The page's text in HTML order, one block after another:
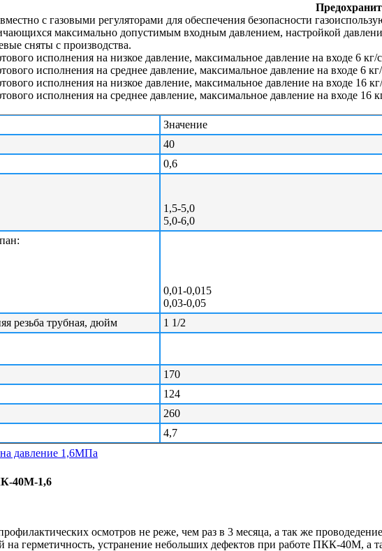
с газовыми регуляторами для обеспечения безопасности
максимально допустимым входным давлением, настройкой
сняты с производства.
исполнения на низкое давление, максимальное давление на входе 6 кг/
исполнения на среднее давление, максимальное давление на входе 6
исполнения на низкое давление, максимальное давление на входе 16
исполнения на среднее давление, максимальное давление на входе 16
Значение
40
0,6
1,5-5,0
5,0-6,0
0,01-0,015
0,03-0,05
резьба трубная, дюйм
1 1/2
170
124
260
4,7
1,6
осмотров не реже, чем раз в 3 месяца, а так же
на герметичность, устранение небольших дефектов при работе ПКК-40М, а